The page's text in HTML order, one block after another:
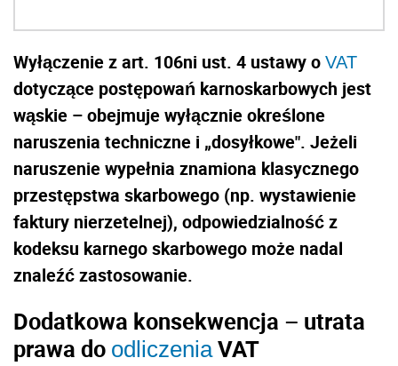
Wyłączenie z art. 106ni ust. 4 ustawy o VAT
dotyczące postępowań karnoskarbowych jest
wąskie – obejmuje wyłącznie określone
naruszenia techniczne i „dosyłkowe". Jeżeli
naruszenie wypełnia znamiona klasycznego
przestępstwa skarbowego (np. wystawienie
faktury nierzetelnej), odpowiedzialność z
kodeksu karnego skarbowego może nadal
znaleźć zastosowanie.
Dodatkowa konsekwencja – utrata
prawa do odliczeniaVAT